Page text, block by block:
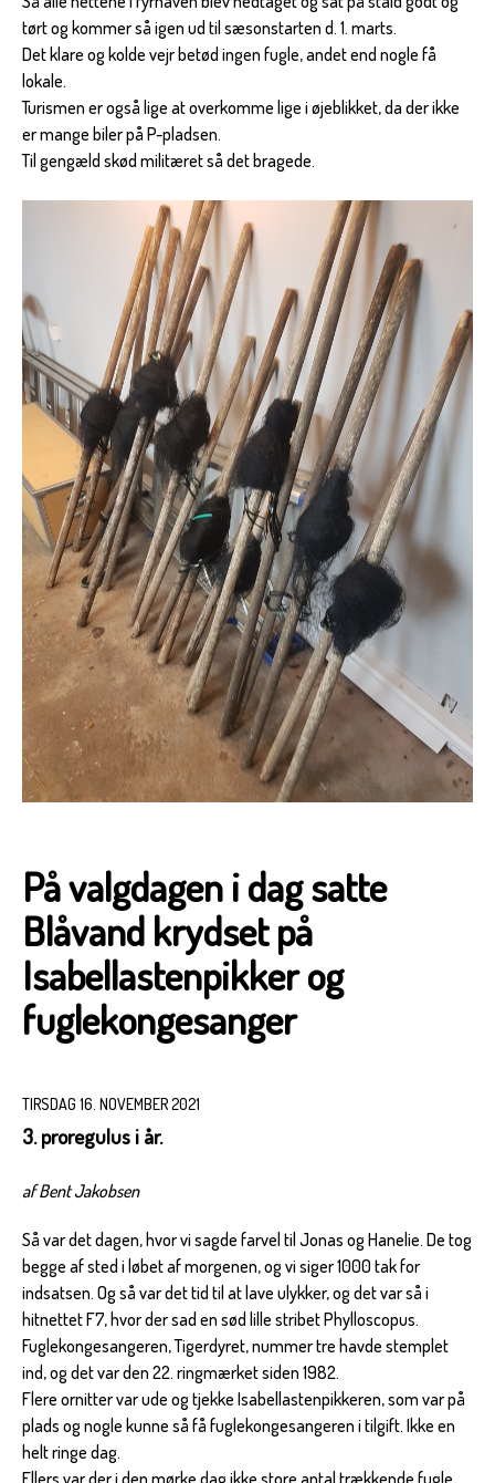
tørt og kommer så igen ud til sæsonstarten d. 1. marts.
Det klare og kolde vejr betød ingen fugle, andet end nogle få
lokale.
Turismen er også lige at overkomme lige i øjeblikket, da der ikke
er mange biler på P-pladsen.
Til gengæld skød militæret så det bragede.
På valgdagen i dag satte
Blåvand krydset på
Isabellastenpikker og
fuglekongesanger
TIRSDAG 16. NOVEMBER 2021
3. proregulus i år.
af Bent Jakobsen
Så var det dagen, hvor vi sagde farvel til Jonas og Hanelie. De tog
begge af sted i løbet af morgenen, og vi siger 1000 tak for
indsatsen. Og så var det tid til at lave ulykker, og det var så i
hitnettet F7, hvor der sad en sød lille stribet Phylloscopus.
Fuglekongesangeren, Tigerdyret, nummer tre havde stemplet
ind, og det var den 22. ringmærket siden 1982.
Flere ornitter var ude og tjekke Isabellastenpikkeren, som var på
plads og nogle kunne så få fuglekongesangeren i tilgift. Ikke en
helt ringe dag.
Ellers var der i den mørke dag ikke store antal trækkende fugle,